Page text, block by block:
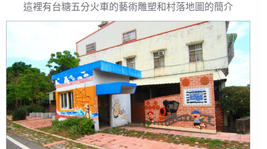
這裡有台糖五分火車的藝術雕塑和村落地圖的簡介